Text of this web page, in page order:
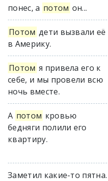
понес, а потом он...
Потом дети вызвали её
в Америку.
Потом я привела его к
себе, и мы провели всю
ночь вместе.
А потом кровью
бедняги полили его
квартиру.
Заметил какие-то пятна.